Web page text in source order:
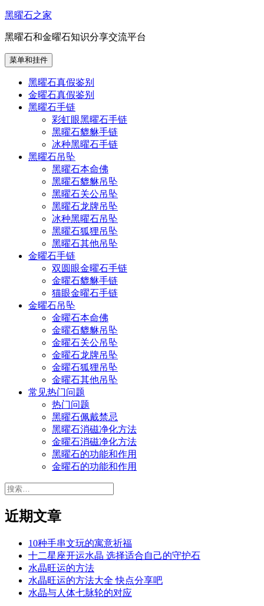
跳
内
容
黑曜石之家
黑曜石和金曜石知识分享交流平台
菜单和挂件
黑曜石真假鉴别
金曜石真假鉴别
黑曜石手链
彩虹眼黑曜石手链
黑曜石貔貅手链
冰种黑曜石手链
黑曜石吊坠
黑曜石本命佛
黑曜石貔貅吊坠
黑曜石关公吊坠
黑曜石龙牌吊坠
冰种黑曜石吊坠
黑曜石狐狸吊坠
黑曜石其他吊坠
金曜石手链
双圆眼金曜石手链
金曜石貔貅手链
猫眼金曜石手链
金曜石吊坠
金曜石本命佛
金曜石貔貅吊坠
金曜石关公吊坠
金曜石龙牌吊坠
金曜石狐狸吊坠
金曜石其他吊坠
常见热门问题
热门问题
黑曜石佩戴禁忌
黑曜石消磁净化方法
金曜石消磁净化方法
黑曜石的功能和作用
金曜石的功能和作用
搜
近期文章
10种手串文玩的寓意祈福
十二星座开运水晶 选择适合自己的守护石
水晶旺运的方法
水晶旺运的方法大全 快点分享吧
水晶与人体七脉轮的对应